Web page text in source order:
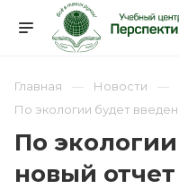
Главная Новости
По экологии будет
По
новый отчет